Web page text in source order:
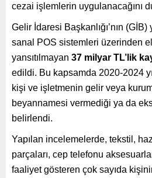
cezai işlemlerin uygulanacağını
Gelir İdaresi Başkanlığı’nın
sanal POS sistemleri üzerinden
yansıtılmayan 37 milyar TL’lik
edildi. Bu kapsamda 2020-2024
kişi ve işletmenin gelir veya
beyannamesi vermediği ya da
belirlendi.
Yapılan incelemelerde, tekstil,
parçaları, cep telefonu
faaliyet gösteren çok sayıda